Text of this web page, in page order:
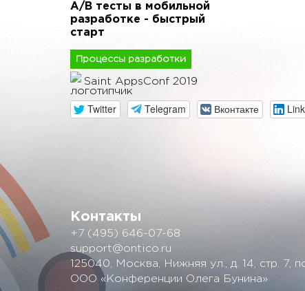
A/B тесты в мобильной
разработке - быстрый
старт
Процессы разработки
Saint AppsConf 2019
Twitter Telegram Вконтакте
Контакты
+7 (495) 646-07-68
support@ontico.ru
125040, Москва, Нижняя ул., д. 14, стр. 7,
ООО «Конференции Олега Бунина»